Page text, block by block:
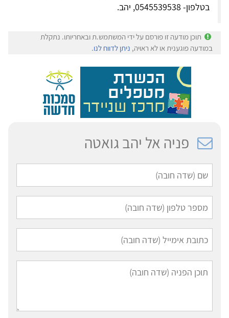
בטלפון- 0545539538, יהב.
תוכן מודעה זו פורסם על ידי המשתמש.ת ובאחריותו. נתקלת
במודעה פוגענית או לא ראויה, ניתן לדווח לנו.
פניה אל יהב גואטה